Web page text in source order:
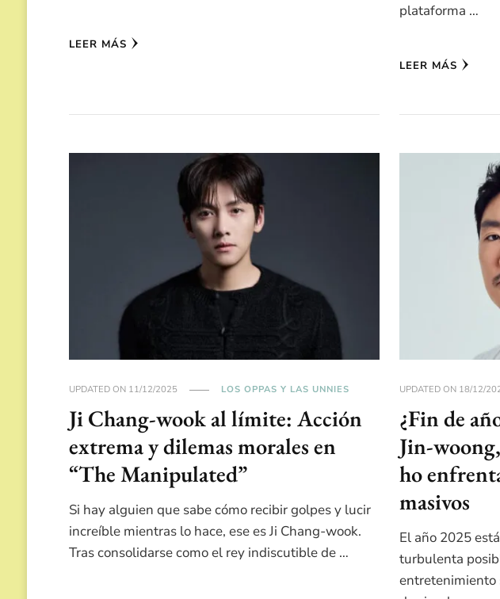
LEER MÁS
plataforma …
LEER MÁS
UPDATED ON 11/12/2025 LOS OPPAS Y LAS UNNIES
Ji Chang-wook al límite: Acción
extrema y dilemas morales en
“The Manipulated”
Si hay alguien que sabe cómo recibir golpes y lucir
increíble mientras lo hace, ese es Ji Chang-wook.
Tras consolidarse como el rey indiscutible de …
UPDATED ON 18/12/
¿Fin de
Jin-
ho
masivos
El año 2025
turbulenta
entretenimiento